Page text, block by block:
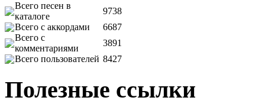
Всего песен в
каталоге
9738
Всего с аккордами
6687
Всего с
комментариями
3891
Всего пользователей 8427
Полезные ссылки